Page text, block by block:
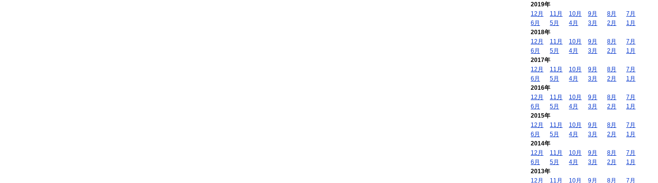
2019年
12月
11月 10月 9月 8月
7月
6月
5月 4月 3月 2月
1月
2018年
12月
11月 10月 9月 8月
7月
6月
5月 4月 3月 2月
1月
2017年
12月
11月 10月 9月 8月
7月
6月
5月 4月 3月 2月
1月
2016年
12月
11月 10月 9月 8月
7月
6月
5月 4月 3月 2月
1月
2015年
12月
11月 10月 9月 8月
7月
6月
5月 4月 3月 2月
1月
2014年
12月
11月 10月 9月 8月
7月
6月
5月 4月 3月 2月
1月
2013年
12月
11月 10月 9月 8月 7月